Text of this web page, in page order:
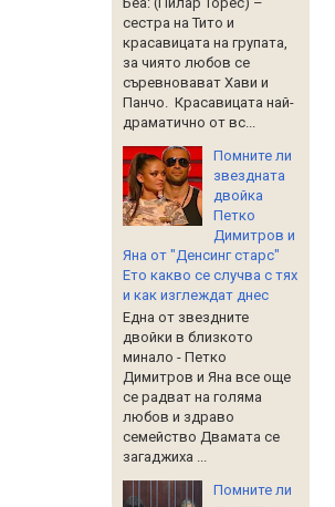
сестра на Тито и
красавицата на групата,
за чиято любов се
съревновават Хави и
Панчо. Красавицата най-
драматично от вс...
Помните ли
звездната
двойка
Петко
Димитров и
Яна от "Денсинг старс"
Ето какво се случва с тях
и как изглеждат днес
Една от звездните
двойки в близкото
минало - Петко
Димитров и Яна все още
се радват на голяма
любов и здраво
семейство Двамата се
загаджиха ...
Помните ли